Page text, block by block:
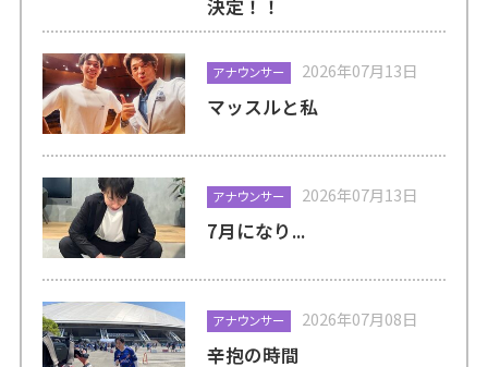
決定！！
アナウンサー 2026年07月13日
マッスルと私
アナウンサー 2026年07月13日
7月になり...
アナウンサー 2026年07月08日
辛抱の時間